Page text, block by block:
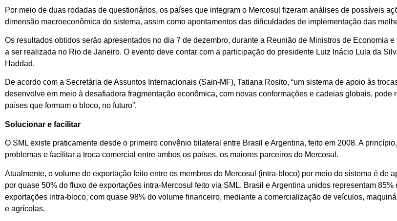
Por meio de duas rodadas de questionários, os países que integram o Mercosul fizeram análises de possíveis
dimensão macroeconômica do sistema, assim como apontamentos das dificuldades de implementação das
Os resultados obtidos serão apresentados no dia 7 de dezembro, durante a Reunião de Ministros de Economia
a ser realizada no Rio de Janeiro. O evento deve contar com a participação do presidente Luiz Inácio Lula da
Haddad.
De acordo com a Secretária de Assuntos Internacionais (Sain-MF), Tatiana Rosito, “um sistema de apoio às
desenvolve em meio à desafiadora fragmentação econômica, com novas conformações e cadeias globais, pode
países que formam o bloco, no futuro”.
Solucionar e facilitar
O SML existe praticamente desde o primeiro convênio bilateral entre Brasil e Argentina, feito em 2008. A
problemas e facilitar a troca comercial entre ambos os países, os maiores parceiros do Mercosul.
Atualmente, o volume de exportação feito entre os membros do Mercosul (intra-bloco) por meio do sistema é de
por quase 50% do fluxo de exportações intra-Mercosul feito via SML. Brasil e Argentina unidos representam
exportações intra-bloco, com quase 98% do volume financeiro, mediante a comercialização de veículos,
e agrícolas.